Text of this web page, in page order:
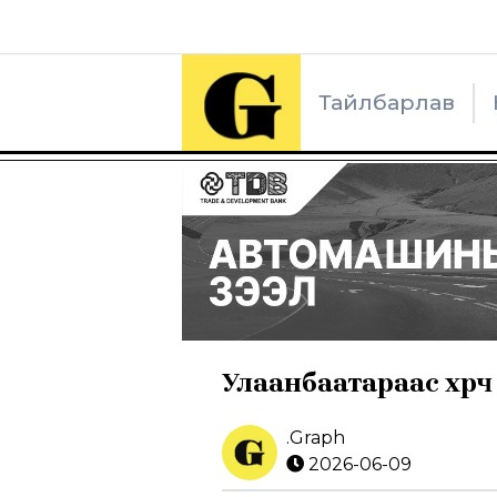
Тайлбарлав
Улаанбаатараас
.Graph
2026-06-09